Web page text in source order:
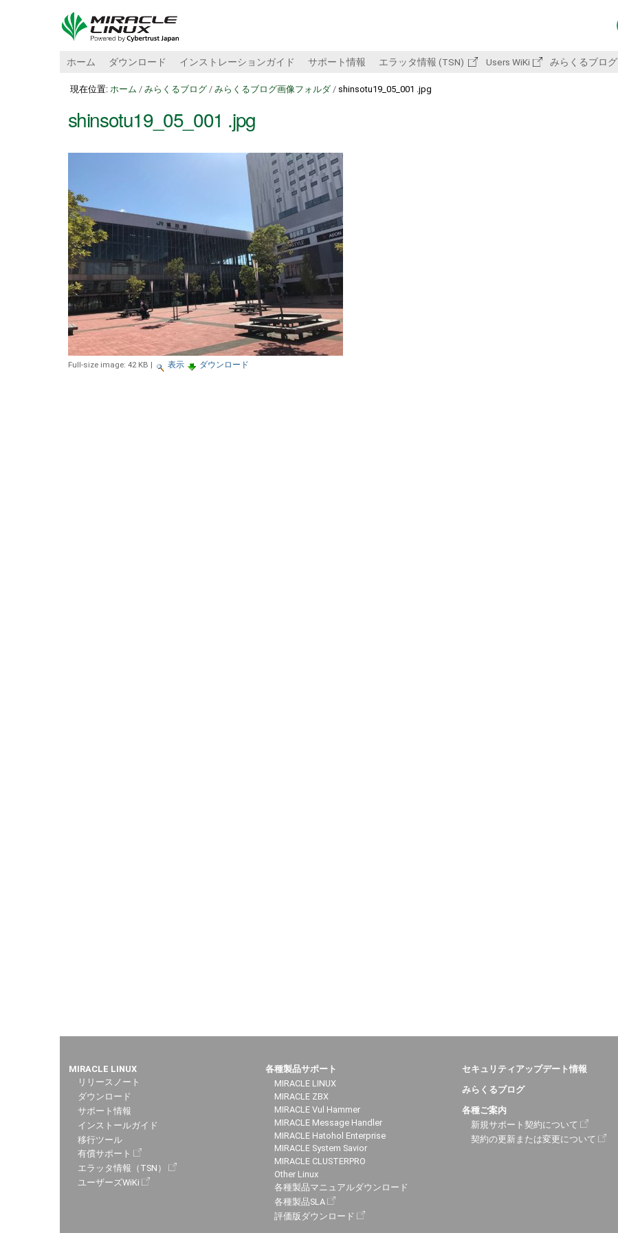
ホーム ダウンロード インストレーションガイド サポート情報 エラッタ情報 (TSN) Users WiKi みらくるブログ
現在位置: ホーム / みらくるブログ / みらくるブログ画像フォルダ / shinsotu19_05_001 .jpg
shinsotu19_05_001 .jpg
Full-size image: 42 KB | 表示 ダウンロード
MIRACLE LINUX
リリースノート
ダウンロード
サポート情報
インストールガイド
移行ツール
有償サポート
エラッタ情報（TSN）
ユーザーズWiKi
各種製品サポート
MIRACLE LINUX
MIRACLE ZBX
MIRACLE Vul Hammer
MIRACLE Message Handler
MIRACLE Hatohol Enterprise
MIRACLE System Savior
MIRACLE CLUSTERPRO
Other Linux
各種製品マニュアルダウンロード
各種製品SLA
評価版ダウンロード
セキュリティアップデート情報
みらくるブログ
各種ご案内
新規サポート契約について
契約の更新または変更について